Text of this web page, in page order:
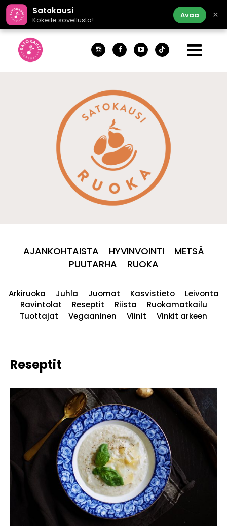
Satokausi
Kokeile sovellusta!
Avaa ×
AJANKOHTAISTA HYVINVOINTI
METSÄ
PUUTARHA
RUOKA
Arkiruoka Juhla Juomat Kasvistieto
Leivonta
Ravintolat
Reseptit Riista
Ruokamatkailu
Tuottajat
Vegaaninen Viinit Vinkit arkeen
Reseptit